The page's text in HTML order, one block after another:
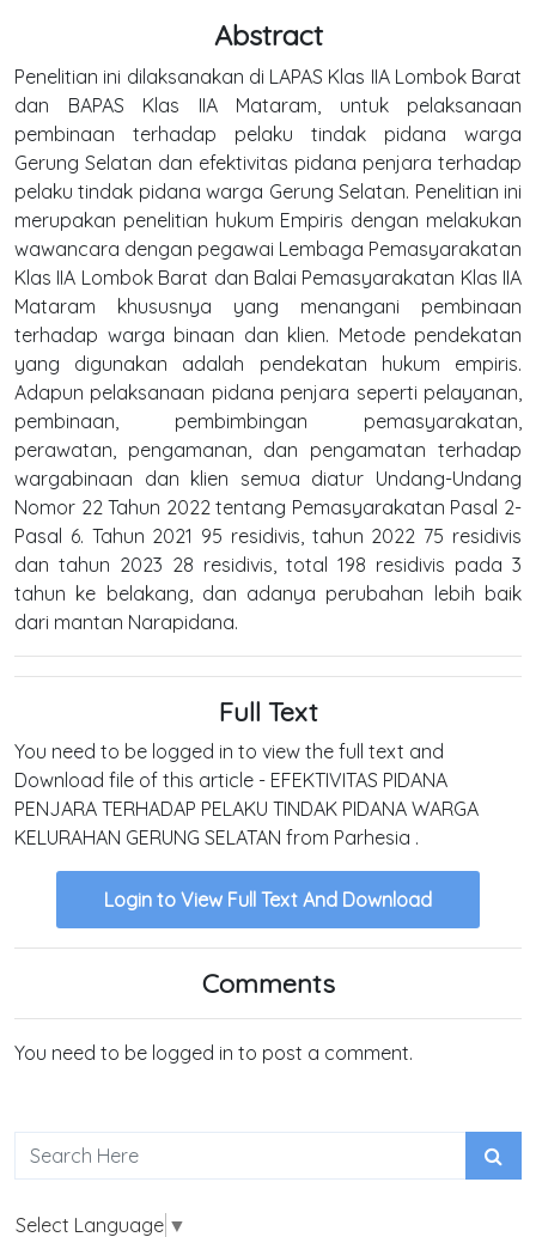
Abstract
Penelitian ini dilaksanakan di LAPAS Klas IIA Lombok Barat
dan BAPAS Klas IIA Mataram, untuk pelaksanaan
pembinaan terhadap pelaku tindak pidana warga
Gerung Selatan dan efektivitas pidana penjara terhadap
pelaku tindak pidana warga Gerung Selatan. Penelitian ini
merupakan penelitian hukum Empiris dengan melakukan
wawancara dengan pegawai Lembaga Pemasyarakatan
Klas IIA Lombok Barat dan Balai Pemasyarakatan Klas IIA
Mataram khususnya yang menangani pembinaan
terhadap warga binaan dan klien. Metode pendekatan
yang digunakan adalah pendekatan hukum empiris.
Adapun pelaksanaan pidana penjara seperti pelayanan,
pembinaan, pembimbingan pemasyarakatan,
perawatan, pengamanan, dan pengamatan terhadap
wargabinaan dan klien semua diatur Undang-Undang
Nomor 22 Tahun 2022 tentang Pemasyarakatan Pasal 2-
Pasal 6. Tahun 2021 95 residivis, tahun 2022 75 residivis
dan tahun 2023 28 residivis, total 198 residivis pada 3
tahun ke belakang, dan adanya perubahan lebih baik
dari mantan Narapidana.
Full Text
You need to be logged in to view the full text and
Download file of this article - EFEKTIVITAS PIDANA
PENJARA TERHADAP PELAKU TINDAK PIDANA WARGA
KELURAHAN GERUNG SELATAN from Parhesia .
Login to View Full Text And Download
Comments
You need to be logged in to post a comment.
Select Language ▼